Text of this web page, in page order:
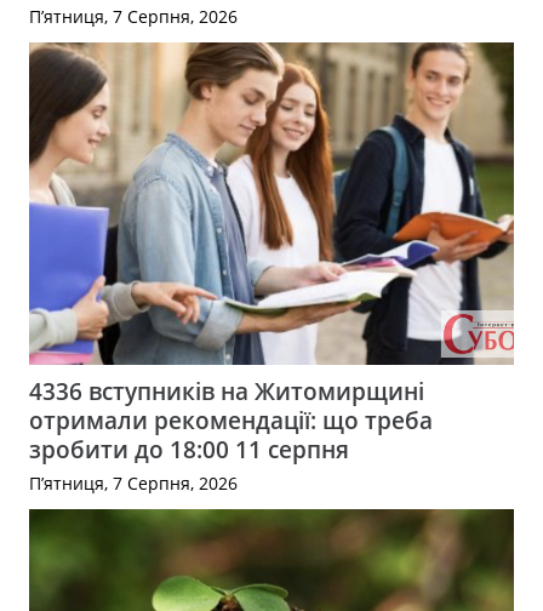
П’ятниця, 7 Серпня, 2026
4336 вступників на Житомирщині
отримали рекомендації: що треба
зробити до 18:00 11 серпня
П’ятниця, 7 Серпня, 2026